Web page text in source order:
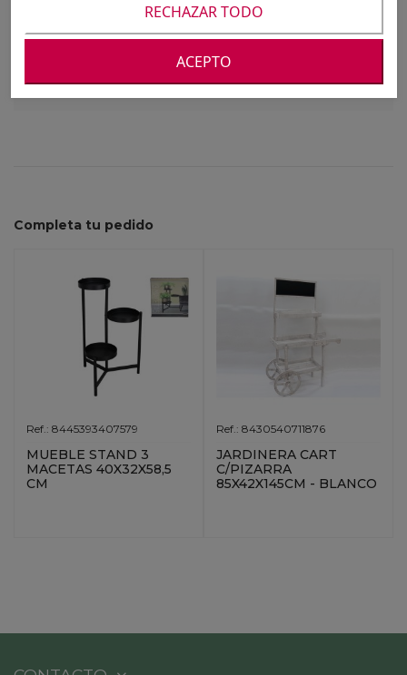
Para ver nuestros precios debes registrarte o
Completa tu pedido
Ref.: 8445393407579
MUEBLE STAND 3
MACETAS 40X32X58,5
CM
Ref.: 8430540711876
JARDINERA CART
C/PIZARRA
85X42X145CM - BLANCO
RECHAZAR TODO
ACEPTO